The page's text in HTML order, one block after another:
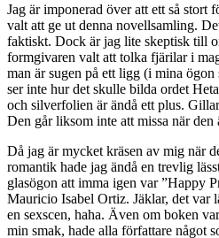
Jag är imponerad över att ett så stort
valt att ge ut denna novellsamling.
faktiskt. Dock är jag lite skeptisk till
formgivaren valt att tolka fjärilar i
man är sugen på ett ligg (i mina
ser inte hur det skulle bilda ordet
och silverfolien är ändå ett plus.
Den går liksom inte att missa när
Då jag är mycket kräsen av mig när
romantik hade jag ändå en trevlig
glasögon att imma igen var ”Happy
Mauricio Isabel Ortiz. Jäklar, det var
en sexscen, haha. Även om boken
min smak, hade alla författare något